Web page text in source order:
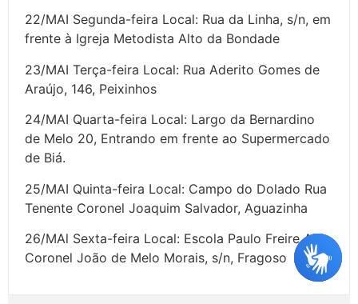
22/MAI Segunda-feira Local: Rua da Linha, s/n, em
frente à Igreja Metodista Alto da Bondade
23/MAI Terça-feira Local: Rua Aderito Gomes de
Araújo, 146, Peixinhos
24/MAI Quarta-feira Local: Largo da Bernardino
de Melo 20, Entrando em frente ao Supermercado
de Biá.
25/MAI Quinta-feira Local: Campo do Dolado Rua
Tenente Coronel Joaquim Salvador, Aguazinha
26/MAl Sexta-feira Local: Escola Paulo Freire Av.
Coronel João de Melo Morais, s/n, Fragoso